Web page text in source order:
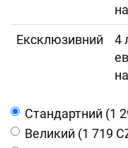
Ексклюзивний
4
Cтандартний (1
Великий (1 719